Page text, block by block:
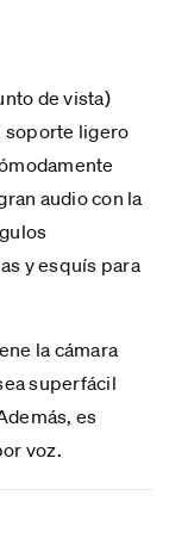
de vista)
soporte ligero
audio con la
y esquís para
la cámara
superfácil
es
voz.